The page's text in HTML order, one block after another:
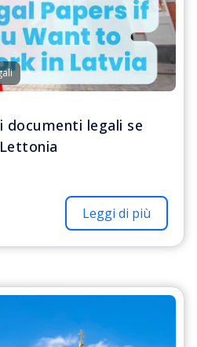
documenti legali se
Leggi di più